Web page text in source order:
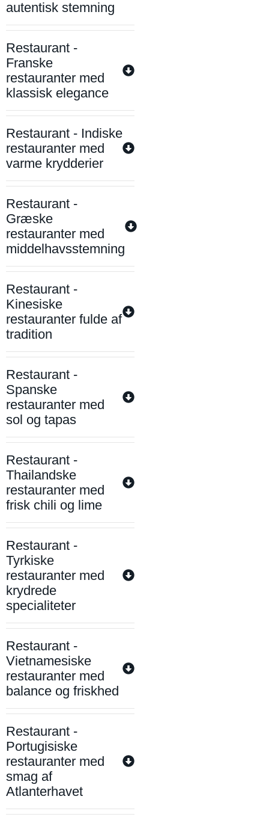
autentisk stemning
Restaurant -
Franske
restauranter med
klassisk elegance
Restaurant - Indiske
restauranter med
varme krydderier
Restaurant -
Græske
restauranter med
middelhavsstemning
Restaurant -
Kinesiske
restauranter fulde af
tradition
Restaurant -
Spanske
restauranter med
sol og tapas
Restaurant -
Thailandske
restauranter med
frisk chili og lime
Restaurant -
Tyrkiske
restauranter med
krydrede
specialiteter
Restaurant -
Vietnamesiske
restauranter med
balance og friskhed
Restaurant -
Portugisiske
restauranter med
smag af
Atlanterhavet